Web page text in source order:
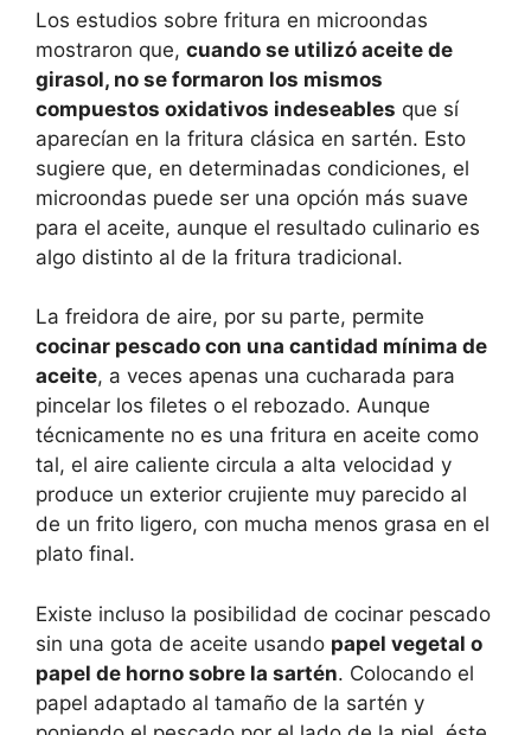
Los estudios sobre fritura en microondas
mostraron que, cuando se utilizó aceite de
girasol, no se formaron los mismos
compuestos oxidativos indeseables que sí
aparecían en la fritura clásica en sartén. Esto
sugiere que, en determinadas condiciones, el
microondas puede ser una opción más suave
para el aceite, aunque el resultado culinario es
algo distinto al de la fritura tradicional.
La freidora de aire, por su parte, permite
cocinar pescado con una cantidad mínima de
aceite, a veces apenas una cucharada para
pincelar los filetes o el rebozado. Aunque
técnicamente no es una fritura en aceite como
tal, el aire caliente circula a alta velocidad y
produce un exterior crujiente muy parecido al
de un frito ligero, con mucha menos grasa en el
plato final.
Existe incluso la posibilidad de cocinar pescado
sin una gota de aceite usando papel vegetal o
papel de horno sobre la sartén. Colocando el
papel adaptado al tamaño de la sartén y